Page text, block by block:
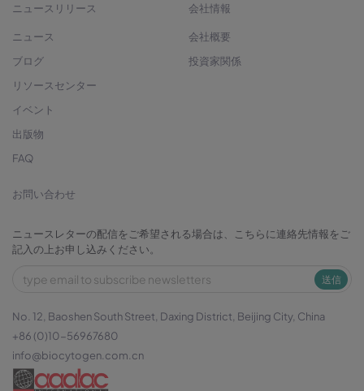
ニュースリリース
ニュース
ブログ
リソースセンター
イベント
出版物
FAQ
会社情報
会社概要
投資家関係
お問い合わせ
ニュースレターの配信をご希望される場合は、こちらに連絡先情報をご
記入の上お申し込みください。
送信
No. 12, Baoshen South Street, Daxing District, Beijing City, China
+86 (0)10-56967680
info@biocytogen.com.cn